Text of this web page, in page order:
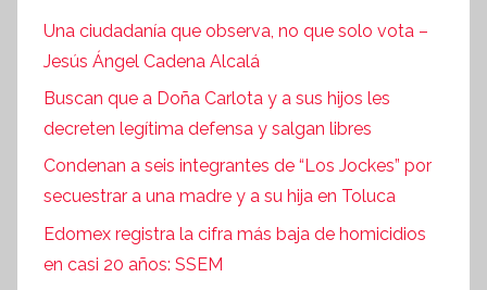
Una ciudadanía que observa, no que solo vota –
Jesús Ángel Cadena Alcalá
Buscan que a Doña Carlota y a sus hijos les
decreten legítima defensa y salgan libres
Condenan a seis integrantes de “Los Jockes” por
secuestrar a una madre y a su hija en Toluca
Edomex registra la cifra más baja de homicidios
en casi 20 años: SSEM